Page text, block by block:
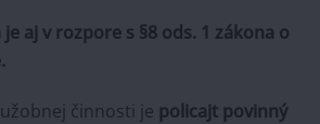
aj v rozpore s §8 ods. 1 zákona o
činnosti je policajt povinný